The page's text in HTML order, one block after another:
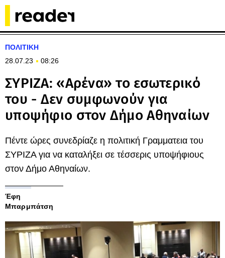
ΠΟΛΙΤΙΚΗ
28.07.23
08:26
ΣΥΡΙΖΑ: «Αρένα» το εσωτερικό
του - Δεν συμφωνούν για
υποψήφιο στον Δήμο Αθηναίων
Πέντε ώρες συνεδρίαζε η πολιτική Γραμματεια του
ΣΥΡΙΖΑ για να καταλήξει σε τέσσερις υποψήφιους
στον Δήμο Αθηναίων.
Έφη
Μπαρμπάτση